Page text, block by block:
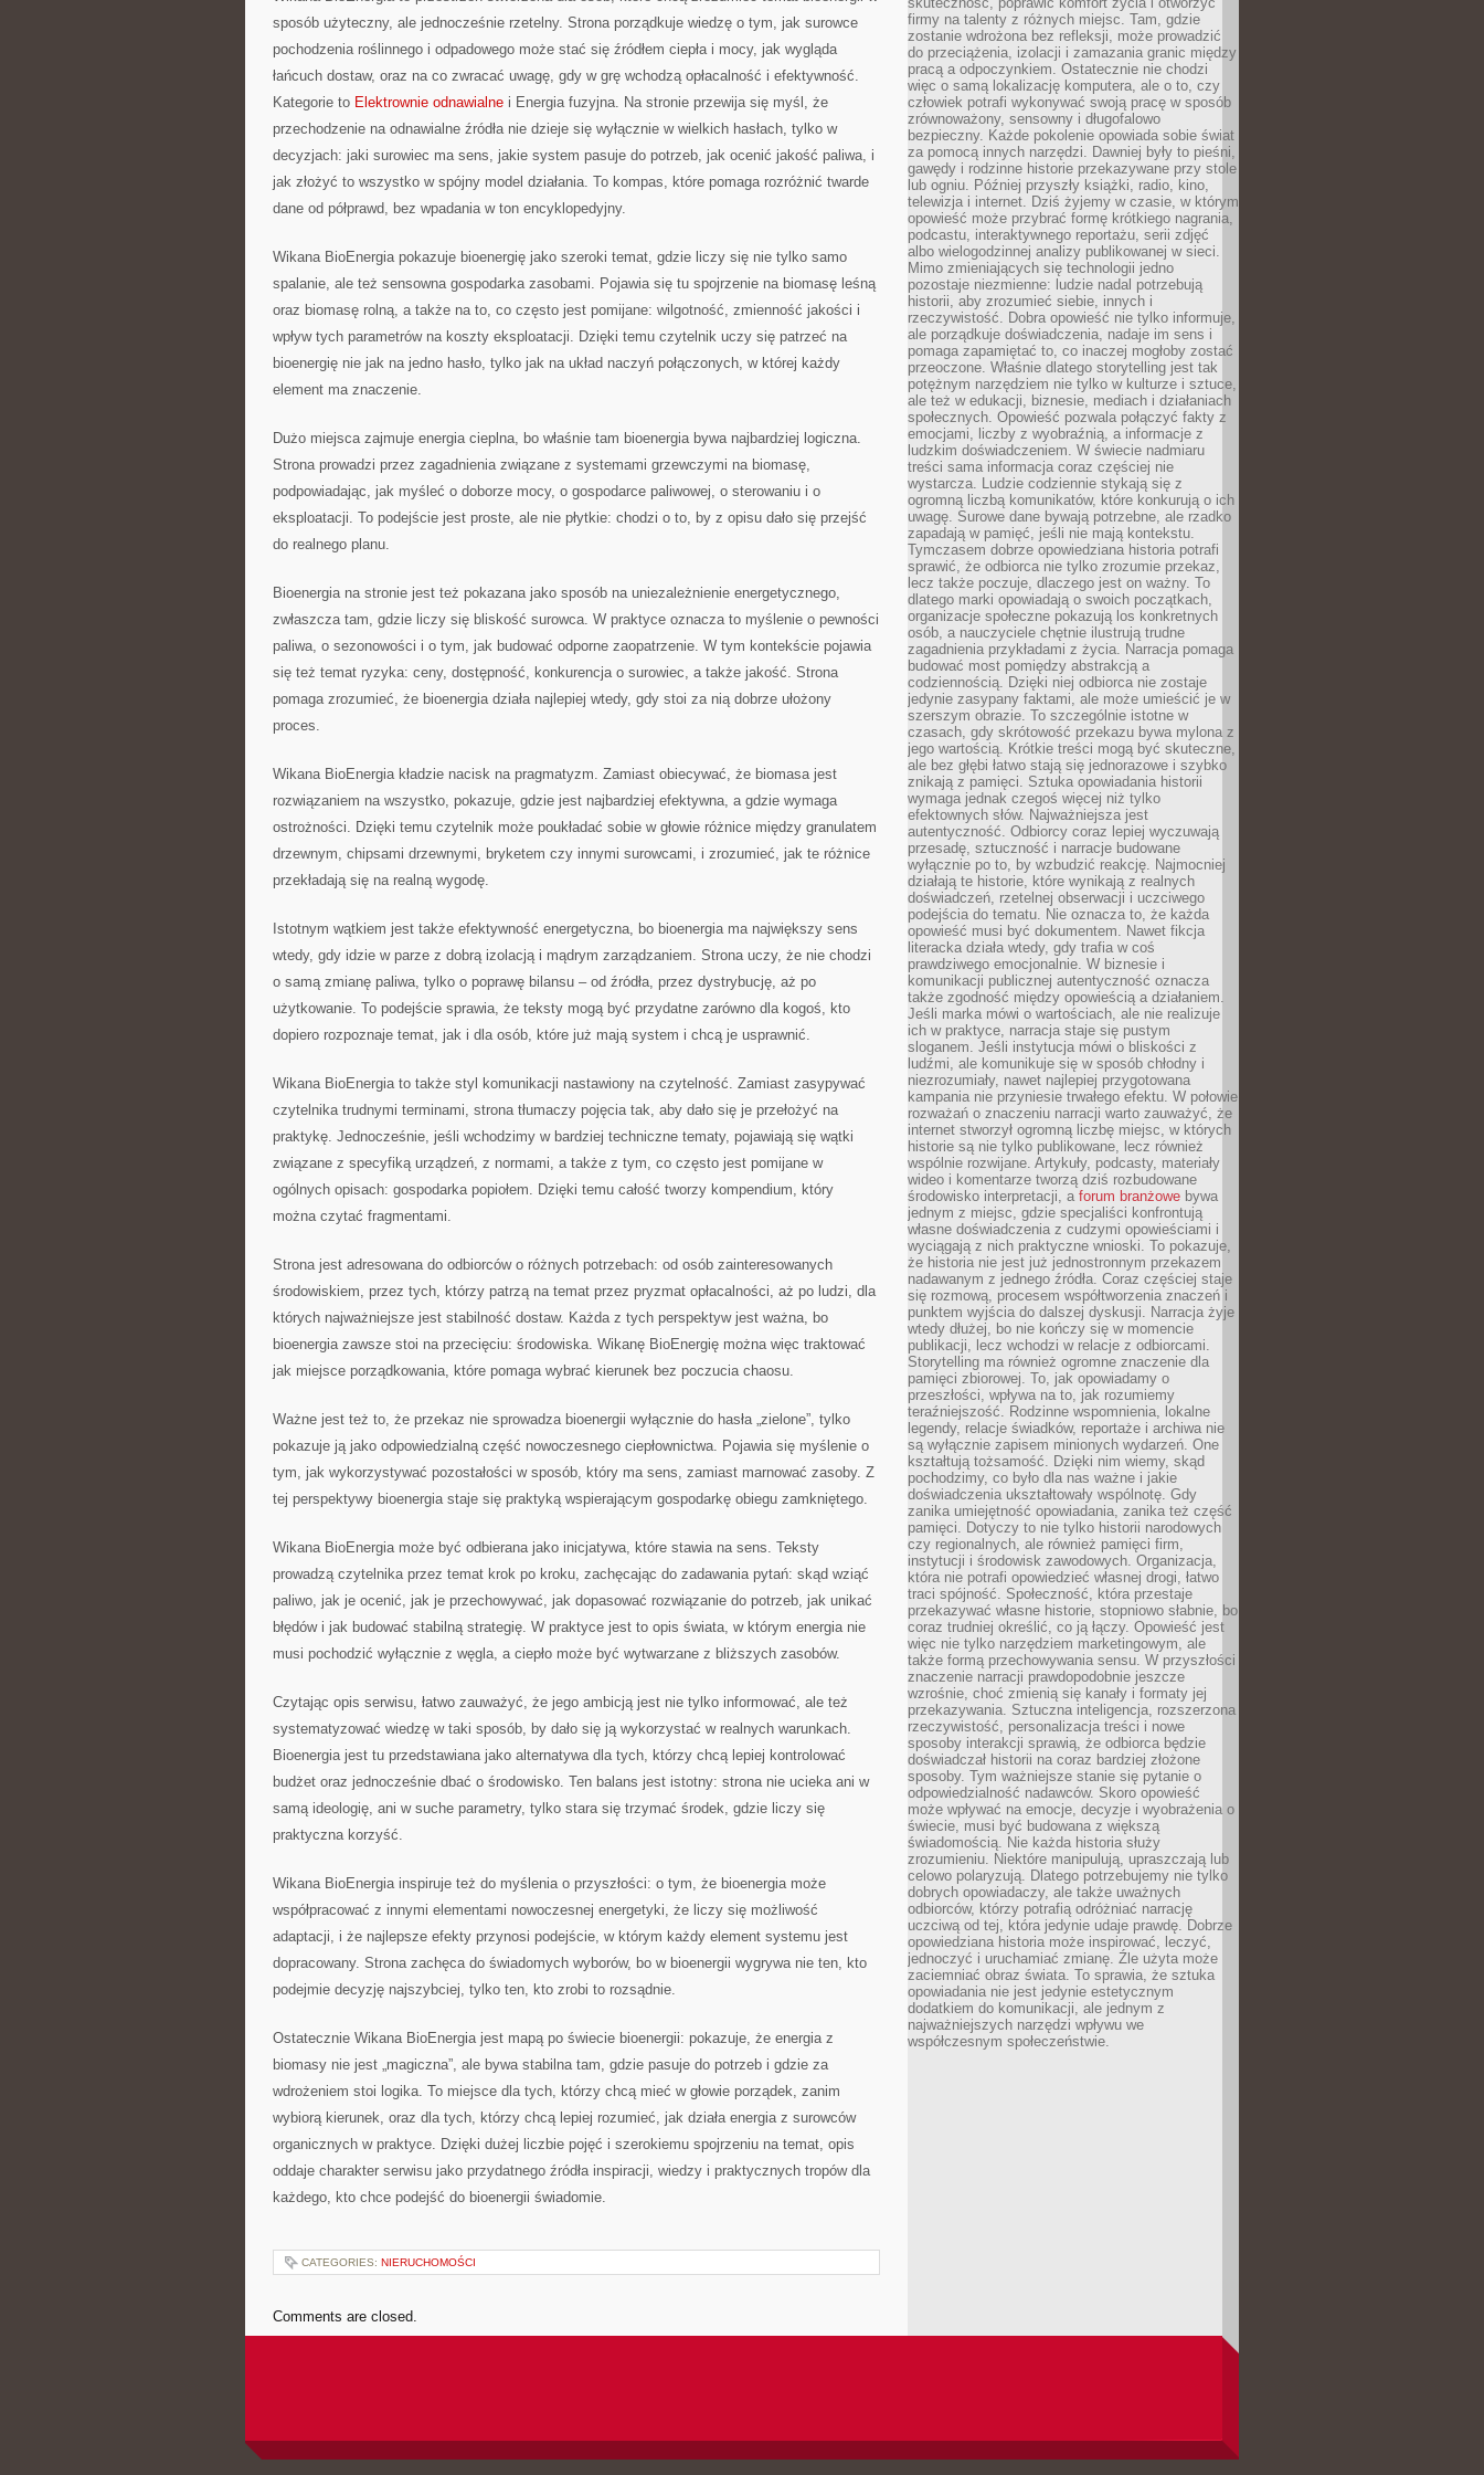
sposób użyteczny, ale jednocześnie rzetelny. Strona porządkuje wiedzę o tym, jak surowce
pochodzenia roślinnego i odpadowego może stać się źródłem ciepła i mocy, jak wygląda
łańcuch dostaw, oraz na co zwracać uwagę, gdy w grę wchodzą opłacalność i efektywność.
Kategorie to Elektrownie odnawialne i Energia fuzyjna. Na stronie przewija się myśl, że
przechodzenie na odnawialne źródła nie dzieje się wyłącznie w wielkich hasłach, tylko w
decyzjach: jaki surowiec ma sens, jakie system pasuje do potrzeb, jak ocenić jakość paliwa, i
jak złożyć to wszystko w spójny model działania. To kompas, które pomaga rozróżnić twarde
dane od półprawd, bez wpadania w ton encyklopedyjny.
Wikana BioEnergia pokazuje bioenergię jako szeroki temat, gdzie liczy się nie tylko samo
spalanie, ale też sensowna gospodarka zasobami. Pojawia się tu spojrzenie na biomasę leśną
oraz biomasę rolną, a także na to, co często jest pomijane: wilgotność, zmienność jakości i
wpływ tych parametrów na koszty eksploatacji. Dzięki temu czytelnik uczy się patrzeć na
bioenergię nie jak na jedno hasło, tylko jak na układ naczyń połączonych, w której każdy
element ma znaczenie.
Dużo miejsca zajmuje energia cieplna, bo właśnie tam bioenergia bywa najbardziej logiczna.
Strona prowadzi przez zagadnienia związane z systemami grzewczymi na biomasę,
podpowiadając, jak myśleć o doborze mocy, o gospodarce paliwowej, o sterowaniu i o
eksploatacji. To podejście jest proste, ale nie płytkie: chodzi o to, by z opisu dało się przejść
do realnego planu.
Bioenergia na stronie jest też pokazana jako sposób na uniezależnienie energetycznego,
zwłaszcza tam, gdzie liczy się bliskość surowca. W praktyce oznacza to myślenie o pewności
paliwa, o sezonowości i o tym, jak budować odporne zaopatrzenie. W tym kontekście pojawia
się też temat ryzyka: ceny, dostępność, konkurencja o surowiec, a także jakość. Strona
pomaga zrozumieć, że bioenergia działa najlepiej wtedy, gdy stoi za nią dobrze ułożony
proces.
Wikana BioEnergia kładzie nacisk na pragmatyzm. Zamiast obiecywać, że biomasa jest
rozwiązaniem na wszystko, pokazuje, gdzie jest najbardziej efektywna, a gdzie wymaga
ostrożności. Dzięki temu czytelnik może poukładać sobie w głowie różnice między granulatem
drzewnym, chipsami drzewnymi, bryketem czy innymi surowcami, i zrozumieć, jak te różnice
przekładają się na realną wygodę.
Istotnym wątkiem jest także efektywność energetyczna, bo bioenergia ma największy sens
wtedy, gdy idzie w parze z dobrą izolacją i mądrym zarządzaniem. Strona uczy, że nie chodzi
o samą zmianę paliwa, tylko o poprawę bilansu – od źródła, przez dystrybucję, aż po
użytkowanie. To podejście sprawia, że teksty mogą być przydatne zarówno dla kogoś, kto
dopiero rozpoznaje temat, jak i dla osób, które już mają system i chcą je usprawnić.
Wikana BioEnergia to także styl komunikacji nastawiony na czytelność. Zamiast zasypywać
czytelnika trudnymi terminami, strona tłumaczy pojęcia tak, aby dało się je przełożyć na
praktykę. Jednocześnie, jeśli wchodzimy w bardziej techniczne tematy, pojawiają się wątki
związane z specyfiką urządzeń, z normami, a także z tym, co często jest pomijane w
ogólnych opisach: gospodarka popiołem. Dzięki temu całość tworzy kompendium, który
można czytać fragmentami.
Strona jest adresowana do odbiorców o różnych potrzebach: od osób zainteresowanych
środowiskiem, przez tych, którzy patrzą na temat przez pryzmat opłacalności, aż po ludzi, dla
których najważniejsze jest stabilność dostaw. Każda z tych perspektyw jest ważna, bo
bioenergia zawsze stoi na przecięciu: środowiska. Wikanę BioEnergię można więc traktować
jak miejsce porządkowania, które pomaga wybrać kierunek bez poczucia chaosu.
Ważne jest też to, że przekaz nie sprowadza bioenergii wyłącznie do hasła „zielone”, tylko
pokazuje ją jako odpowiedzialną część nowoczesnego ciepłownictwa. Pojawia się myślenie o
tym, jak wykorzystywać pozostałości w sposób, który ma sens, zamiast marnować zasoby. Z
tej perspektywy bioenergia staje się praktyką wspierającym gospodarkę obiegu zamkniętego.
Wikana BioEnergia może być odbierana jako inicjatywa, które stawia na sens. Teksty
prowadzą czytelnika przez temat krok po kroku, zachęcając do zadawania pytań: skąd wziąć
paliwo, jak je ocenić, jak je przechowywać, jak dopasować rozwiązanie do potrzeb, jak unikać
błędów i jak budować stabilną strategię. W praktyce jest to opis świata, w którym energia nie
musi pochodzić wyłącznie z węgla, a ciepło może być wytwarzane z bliższych zasobów.
Czytając opis serwisu, łatwo zauważyć, że jego ambicją jest nie tylko informować, ale też
systematyzować wiedzę w taki sposób, by dało się ją wykorzystać w realnych warunkach.
Bioenergia jest tu przedstawiana jako alternatywa dla tych, którzy chcą lepiej kontrolować
budżet oraz jednocześnie dbać o środowisko. Ten balans jest istotny: strona nie ucieka ani w
samą ideologię, ani w suche parametry, tylko stara się trzymać środek, gdzie liczy się
praktyczna korzyść.
Wikana BioEnergia inspiruje też do myślenia o przyszłości: o tym, że bioenergia może
współpracować z innymi elementami nowoczesnej energetyki, że liczy się możliwość
adaptacji, i że najlepsze efekty przynosi podejście, w którym każdy element systemu jest
dopracowany. Strona zachęca do świadomych wyborów, bo w bioenergii wygrywa nie ten, kto
podejmie decyzję najszybciej, tylko ten, kto zrobi to rozsądnie.
Ostatecznie Wikana BioEnergia jest mapą po świecie bioenergii: pokazuje, że energia z
biomasy nie jest „magiczna”, ale bywa stabilna tam, gdzie pasuje do potrzeb i gdzie za
wdrożeniem stoi logika. To miejsce dla tych, którzy chcą mieć w głowie porządek, zanim
wybiorą kierunek, oraz dla tych, którzy chcą lepiej rozumieć, jak działa energia z surowców
organicznych w praktyce. Dzięki dużej liczbie pojęć i szerokiemu spojrzeniu na temat, opis
oddaje charakter serwisu jako przydatnego źródła inspiracji, wiedzy i praktycznych tropów dla
każdego, kto chce podejść do bioenergii świadomie.
CATEGORIES: NIERUCHOMOŚCI
Comments are closed.
firmy na talenty z różnych miejsc. Tam, gdzie
zostanie wdrożona bez refleksji, może prowadzić
do przeciążenia, izolacji i zamazania granic między
pracą a odpoczynkiem. Ostatecznie nie chodzi
więc o samą lokalizację komputera, ale o to, czy
człowiek potrafi wykonywać swoją pracę w sposób
zrównoważony, sensowny i długofalowo
bezpieczny. Każde pokolenie opowiada sobie świat
za pomocą innych narzędzi. Dawniej były to pieśni,
gawędy i rodzinne historie przekazywane przy stole
lub ogniu. Później przyszły książki, radio, kino,
telewizja i internet. Dziś żyjemy w czasie, w którym
opowieść może przybrać formę krótkiego nagrania,
podcastu, interaktywnego reportażu, serii zdjęć
albo wielogodzinnej analizy publikowanej w sieci.
Mimo zmieniających się technologii jedno
pozostaje niezmienne: ludzie nadal potrzebują
historii, aby zrozumieć siebie, innych i
rzeczywistość. Dobra opowieść nie tylko informuje,
ale porządkuje doświadczenia, nadaje im sens i
pomaga zapamiętać to, co inaczej mogłoby zostać
przeoczone. Właśnie dlatego storytelling jest tak
potężnym narzędziem nie tylko w kulturze i sztuce,
ale też w edukacji, biznesie, mediach i działaniach
społecznych. Opowieść pozwala połączyć fakty z
emocjami, liczby z wyobraźnią, a informacje z
ludzkim doświadczeniem. W świecie nadmiaru
treści sama informacja coraz częściej nie
wystarcza. Ludzie codziennie stykają się z
ogromną liczbą komunikatów, które konkurują o ich
uwagę. Surowe dane bywają potrzebne, ale rzadko
zapadają w pamięć, jeśli nie mają kontekstu.
Tymczasem dobrze opowiedziana historia potrafi
sprawić, że odbiorca nie tylko zrozumie przekaz,
lecz także poczuje, dlaczego jest on ważny. To
dlatego marki opowiadają o swoich początkach,
organizacje społeczne pokazują los konkretnych
osób, a nauczyciele chętnie ilustrują trudne
zagadnienia przykładami z życia. Narracja pomaga
budować most pomiędzy abstrakcją a
codziennością. Dzięki niej odbiorca nie zostaje
jedynie zasypany faktami, ale może umieścić je w
szerszym obrazie. To szczególnie istotne w
czasach, gdy skrótowość przekazu bywa mylona z
jego wartością. Krótkie treści mogą być skuteczne,
ale bez głębi łatwo stają się jednorazowe i szybko
znikają z pamięci. Sztuka opowiadania historii
wymaga jednak czegoś więcej niż tylko
efektownych słów. Najważniejsza jest
autentyczność. Odbiorcy coraz lepiej wyczuwają
przesadę, sztuczność i narracje budowane
wyłącznie po to, by wzbudzić reakcję. Najmocniej
działają te historie, które wynikają z realnych
doświadczeń, rzetelnej obserwacji i uczciwego
podejścia do tematu. Nie oznacza to, że każda
opowieść musi być dokumentem. Nawet fikcja
literacka działa wtedy, gdy trafia w coś
prawdziwego emocjonalnie. W biznesie i
komunikacji publicznej autentyczność oznacza
także zgodność między opowieścią a działaniem.
Jeśli marka mówi o wartościach, ale nie realizuje
ich w praktyce, narracja staje się pustym
sloganem. Jeśli instytucja mówi o bliskości z
ludźmi, ale komunikuje się w sposób chłodny i
niezrozumiały, nawet najlepiej przygotowana
kampania nie przyniesie trwałego efektu. W połowie
rozważań o znaczeniu narracji warto zauważyć, że
internet stworzył ogromną liczbę miejsc, w których
historie są nie tylko publikowane, lecz również
wspólnie rozwijane. Artykuły, podcasty, materiały
wideo i komentarze tworzą dziś rozbudowane
środowisko interpretacji, a forum branżowe bywa
jednym z miejsc, gdzie specjaliści konfrontują
własne doświadczenia z cudzymi opowieściami i
wyciągają z nich praktyczne wnioski. To pokazuje,
że historia nie jest już jednostronnym przekazem
nadawanym z jednego źródła. Coraz częściej staje
się rozmową, procesem współtworzenia znaczeń i
punktem wyjścia do dalszej dyskusji. Narracja żyje
wtedy dłużej, bo nie kończy się w momencie
publikacji, lecz wchodzi w relacje z odbiorcami.
Storytelling ma również ogromne znaczenie dla
pamięci zbiorowej. To, jak opowiadamy o
przeszłości, wpływa na to, jak rozumiemy
teraźniejszość. Rodzinne wspomnienia, lokalne
legendy, relacje świadków, reportaże i archiwa nie
są wyłącznie zapisem minionych wydarzeń. One
kształtują tożsamość. Dzięki nim wiemy, skąd
pochodzimy, co było dla nas ważne i jakie
doświadczenia ukształtowały wspólnotę. Gdy
zanika umiejętność opowiadania, zanika też część
pamięci. Dotyczy to nie tylko historii narodowych
czy regionalnych, ale również pamięci firm,
instytucji i środowisk zawodowych. Organizacja,
która nie potrafi opowiedzieć własnej drogi, łatwo
traci spójność. Społeczność, która przestaje
przekazywać własne historie, stopniowo słabnie, bo
coraz trudniej określić, co ją łączy. Opowieść jest
więc nie tylko narzędziem marketingowym, ale
także formą przechowywania sensu. W przyszłości
znaczenie narracji prawdopodobnie jeszcze
wzrośnie, choć zmienią się kanały i formaty jej
przekazywania. Sztuczna inteligencja, rozszerzona
rzeczywistość, personalizacja treści i nowe
sposoby interakcji sprawią, że odbiorca będzie
doświadczał historii na coraz bardziej złożone
sposoby. Tym ważniejsze stanie się pytanie o
odpowiedzialność nadawców. Skoro opowieść
może wpływać na emocje, decyzje i wyobrażenia o
świecie, musi być budowana z większą
świadomością. Nie każda historia służy
zrozumieniu. Niektóre manipulują, upraszczają lub
celowo polaryzują. Dlatego potrzebujemy nie tylko
dobrych opowiadaczy, ale także uważnych
odbiorców, którzy potrafią odróżniać narrację
uczciwą od tej, która jedynie udaje prawdę. Dobrze
opowiedziana historia może inspirować, leczyć,
jednoczyć i uruchamiać zmianę. Źle użyta może
zaciemniać obraz świata. To sprawia, że sztuka
opowiadania nie jest jedynie estetycznym
dodatkiem do komunikacji, ale jednym z
najważniejszych narzędzi wpływu we
współczesnym społeczeństwie.